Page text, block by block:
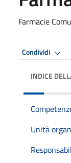
Farmacie
Condividi
INDICE
Unità